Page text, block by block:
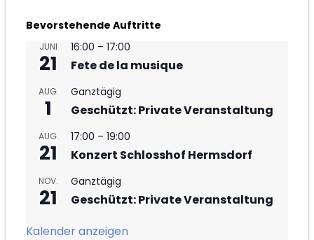
Bevorstehende Auftritte
JUNI
21
16:00 –17:00
Fete de la musique
AUG.
1
Ganztägig
Geschützt: Private Veranstaltung
AUG.
21
17:00 –19:00
Konzert Schlosshof Hermsdorf
NOV.
21
Ganztägig
Geschützt: Private Veranstaltung
Kalender anzeigen